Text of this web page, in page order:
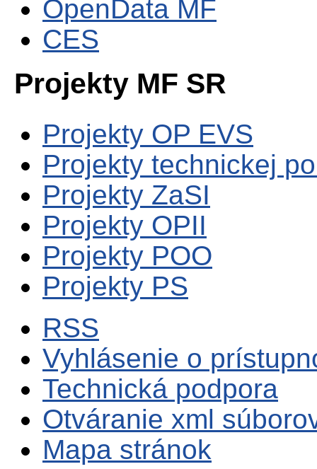
OpenData MF
CES
Projekty MF SR
Projekty OP EVS
Projekty technickej
Projekty ZaSI
Projekty OPII
Projekty POO
Projekty PS
RSS
Vyhlásenie o
Technická podpora
Otváranie xml
Mapa stránok